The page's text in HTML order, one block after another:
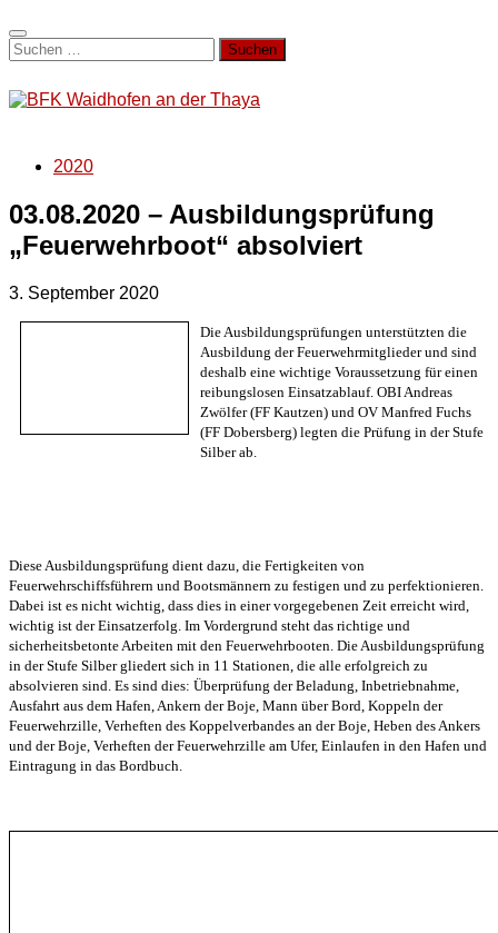
Suchen
nach:
2020
03.08.2020 – Ausbildungsprüfung
„Feuerwehrboot“ absolviert
3. September 2020
Die Ausbildungsprüfungen unterstützten die
Ausbildung der Feuerwehrmitglieder und sind
deshalb eine wichtige Voraussetzung für einen
reibungslosen Einsatzablauf. OBI Andreas
Zwölfer (FF Kautzen) und OV Manfred Fuchs
(FF Dobersberg) legten die Prüfung in der Stufe
Silber ab.
Diese Ausbildungsprüfung dient dazu, die Fertigkeiten von
Feuerwehrschiffsführern und Bootsmännern zu festigen und zu perfektionieren.
Dabei ist es nicht wichtig, dass dies in einer vorgegebenen Zeit erreicht wird,
wichtig ist der Einsatzerfolg. Im Vordergrund steht das richtige und
sicherheitsbetonte Arbeiten mit den Feuerwehrbooten. Die Ausbildungsprüfung
in der Stufe Silber gliedert sich in 11 Stationen, die alle erfolgreich zu
absolvieren sind. Es sind dies: Überprüfung der Beladung, Inbetriebnahme,
Ausfahrt aus dem Hafen, Ankern der Boje, Mann über Bord, Koppeln der
Feuerwehrzille, Verheften des Koppelverbandes an der Boje, Heben des Ankers
und der Boje, Verheften der Feuerwehrzille am Ufer, Einlaufen in den Hafen und
Eintragung in das Bordbuch.